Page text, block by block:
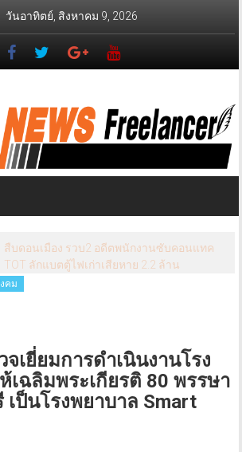
วันอาทิตย์, สิงหาคม 9, 2026
นนทบุรี เวทีประชุม ศจย. ชงภาษีสุขภาพ คุม
“หวาน-เค็ม-เมา-ควัน“ ลดการเข้าถึงสินค้าก่อ
โรคเรื้อรัง
เยี่ยมการดำเนินงานโรง
เฉลิมพระเกียรติ 80 พรรษา
ป็นโรงพยาบาล Smart